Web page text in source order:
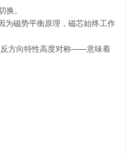
换。
为磁势平衡原理，磁芯始终工作
反方向特性高度对称——意味着